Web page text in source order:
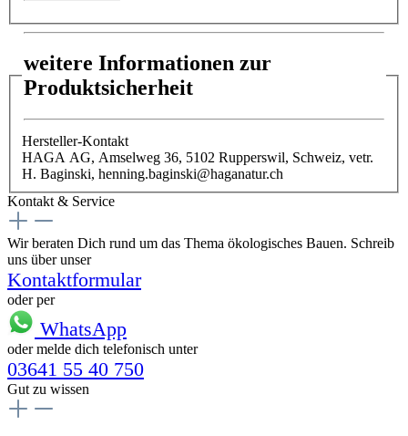
weitere Informationen zur
Produktsicherheit
Hersteller-Kontakt
HAGA AG, Amselweg 36, 5102 Rupperswil, Schweiz, vetr.
H. Baginski, henning.baginski@haganatur.ch
Kontakt & Service
Wir beraten Dich rund um das Thema ökologisches Bauen. Schreib
uns über unser
Kontaktformular
oder per
WhatsApp
oder melde dich telefonisch unter
03641 55 40 750
Gut zu wissen